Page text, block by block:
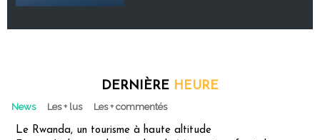
DERNIÈRE HEURE
News Les + lus Les + commentés
Le Rwanda, un tourisme à haute altitude